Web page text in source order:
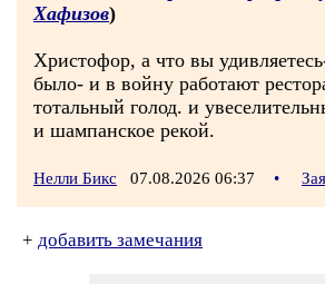
Хафизов)
Христофор, а что вы
было- и в войну работают
тотальный голод. и
и шампанское рекой.
Нелли Бикс 07.08.2026 06:37 •
+ добавить замечания